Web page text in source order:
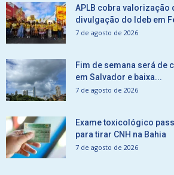
APLB cobra valorização
divulgação do Ideb em
7 de agosto de 2026
Fim de semana será de
em Salvador e baixa...
7 de agosto de 2026
Exame toxicológico
para tirar CNH na Bahia
7 de agosto de 2026